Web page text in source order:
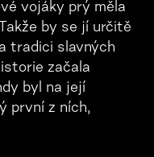
vojáky prý měla
by se jí určitě
tradici slavných
začala
byl na její
první z ních,